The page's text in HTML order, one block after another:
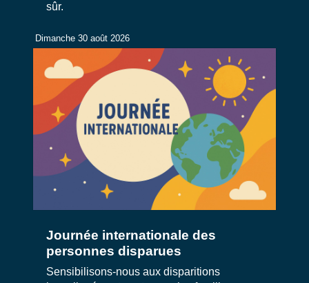
sûr.
Dimanche 30 août 2026
Journée internationale des
personnes disparues
Sensibilisons-nous aux disparitions